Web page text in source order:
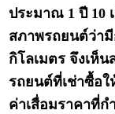
ประมาณ 1 ปี 10
สภาพรถยนต์ว่ามี
กิโลเมตร จึงเห็
รถยนต์ที่เช่าซื้อใ
ค่าเสื่อมราคาที่